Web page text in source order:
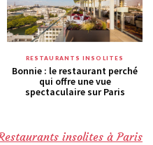
RESTAURANTS INSOLITES
Bonnie : le restaurant perché
qui offre une vue
spectaculaire sur Paris
insolites à Paris